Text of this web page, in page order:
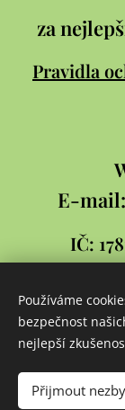
za
Pravidla
E-mail:
IČ:
Stránky
Používáme
bezpečnost
nejlepší
Přijmout